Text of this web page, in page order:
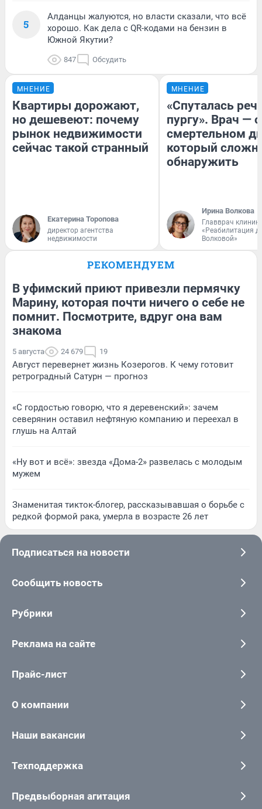
5
Алданцы жалуются, но власти сказали, что всё
хорошо. Как дела с QR-кодами на бензин в
Южной Якутии?
847 Обсудить
МНЕНИЕ
Квартиры дорожают,
но дешевеют: почему
рынок недвижимости
сейчас такой странный
Екатерина Торопова
директор агентства
недвижимости
МНЕНИЕ
«Спуталась
пургу». Врач — о
смертельном
который
обнаружить
Ирина Волкова
Главврач
«Реабилитация
Волковой»
РЕКОМЕНДУЕМ
В уфимский приют привезли пермячку
Марину, которая почти ничего о себе не
помнит. Посмотрите, вдруг она вам
знакома
5 августа 24 679 19
Август перевернет жизнь Козерогов. К чему готовит
ретроградный Сатурн — прогноз
«С гордостью говорю, что я деревенский»: зачем
северянин оставил нефтяную компанию и переехал в
глушь на Алтай
«Ну вот и всё»: звезда «Дома-2» развелась с молодым
мужем
Знаменитая тикток-блогер, рассказывавшая о борьбе с
редкой формой рака, умерла в возрасте 26 лет
Подписаться на новости
Сообщить новость
Рубрики
Реклама на сайте
Прайс-лист
О компании
Наши вакансии
Техподдержка
Предвыборная агитация